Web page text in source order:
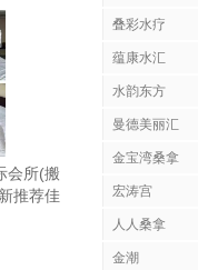
会所(搬
推荐佳
叠彩水疗
蕴康水汇
水韵东方
曼德美丽汇
金宝湾桑拿
宏涛宫
人人桑拿
金潮